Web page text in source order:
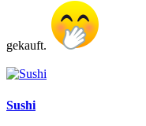
gekauft.
Sushi